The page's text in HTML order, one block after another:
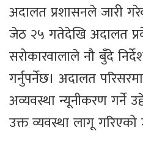
अदालत प्रशासनले जारी
जेठ २५ गतेदेखि अदालत
सरोकारवालाले नौ बुँदे
गर्नुपर्नेछ। अदालत
अव्यवस्था न्यूनीकरण गर्ने
उक्त व्यवस्था लागू